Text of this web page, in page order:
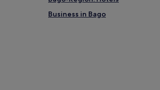
Business in Bago